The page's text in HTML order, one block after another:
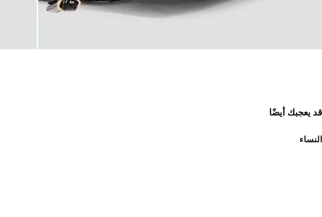
قد يعجبك أيضًا
النساء